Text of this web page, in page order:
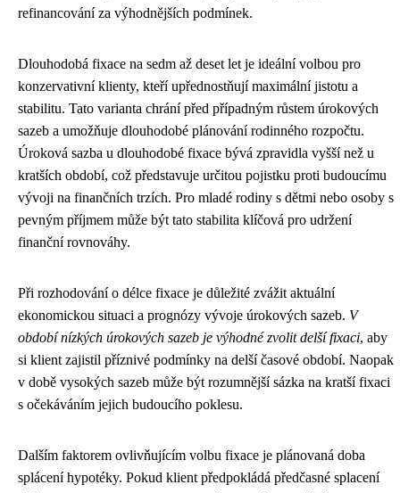
refinancování za výhodnějších podmínek.
Dlouhodobá fixace na sedm až deset let je ideální volbou pro
konzervativní klienty, kteří upřednostňují maximální jistotu a
stabilitu. Tato varianta chrání před případným růstem úrokových
sazeb a umožňuje dlouhodobé plánování rodinného rozpočtu.
Úroková sazba u dlouhodobé fixace bývá zpravidla vyšší než u
kratších období, což představuje určitou pojistku proti budoucímu
vývoji na finančních trzích. Pro mladé rodiny s dětmi nebo osoby s
pevným příjmem může být tato stabilita klíčová pro udržení
finanční rovnováhy.
Při rozhodování o délce fixace je důležité zvážit aktuální
ekonomickou situaci a prognózy vývoje úrokových sazeb. V
období nízkých úrokových sazeb je výhodné zvolit delší fixaci, aby
si klient zajistil příznivé podmínky na delší časové období. Naopak
v době vysokých sazeb může být rozumnější sázka na kratší fixaci
s očekáváním jejich budoucího poklesu.
Dalším faktorem ovlivňujícím volbu fixace je plánovaná doba
splácení hypotéky. Pokud klient předpokládá předčasné splacení